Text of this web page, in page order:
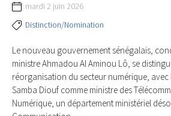
mardi 2 juin 2026
Distinction/Nomination
Le nouveau gouvernement sénégalais,
ministre Ahmadou Al Aminou Lô, se
réorganisation du secteur numérique,
Samba Diouf comme ministre des
Numérique, un département ministériel